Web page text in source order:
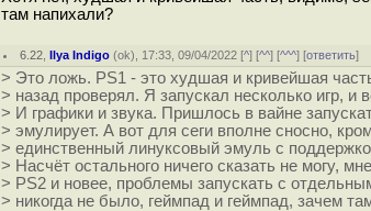
там напихали?
6.22 ,Ilya Indigo (ok), 17:33, 09/04/2022 [^] [^^] [^^^] [ответить]
> Это ложь. PS1 - это худшая и кривейшая
> назад проверял. Я запускал несколько игр, и
> И графики и звука. Пришлось в вайне
> эмулирует. А вот для сеги вполне сносно,
> единственный линуксовый эмуль с
> Насчёт остального ничего сказать не могу,
> PS2 и новее, проблемы запускать с
> никогда не было, геймпад и геймпад, зачем